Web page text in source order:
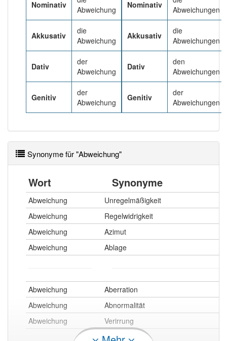
korrekt erraten.
Nominativ
Abweichung
Akkusativ
die
Abweichung
Dativ
der
Abweichung
Genitiv
der
Abweichung
Nominativ
Abweichungen
Akkusativ
die
Abweichungen
Dativ
den
Abweichungen
Genitiv
der
Abweichungen
Synonyme für "Abweichung"
Wort Synonyme
Abweichung
Unregelmäßigkeit
Abweichung
Regelwidrigkeit
Abweichung
Azimut
Abweichung
Ablage
Abweichung
Aberration
Abweichung
Abnormalität
Abweichung
Verirrung